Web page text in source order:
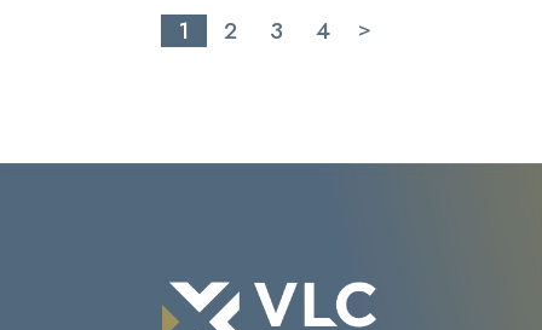
心して取り扱える体制を整えたいと思っていたの
で、取得することにいたしました。 取得準備中
1 2 3 4 >